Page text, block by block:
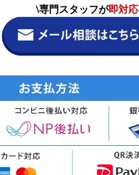
\専門スタッフが即対応